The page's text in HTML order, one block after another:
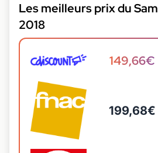
Les meilleurs prix du
2018
149,66€
199,68€